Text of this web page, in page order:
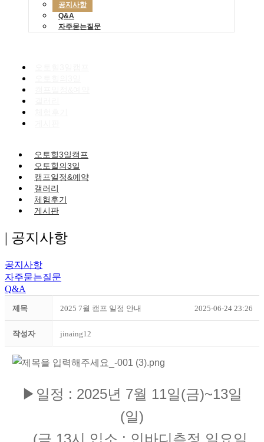
공지사항
Q&A
자주묻는질문
오토힐3일캠프
오토힐의3일
캠프일정&예약
갤러리
체험후기
게시판
| 공지사항
공지사항
자주묻는질문
Q&A
제목 2025 7월 캠프 일정 안내 2025-06-24 23:26
작성자 jinaing12
▶일정 : 2025년 7월 11일(금)~13일
(일)
(금 13시 입소 : 인바디측정 일요일